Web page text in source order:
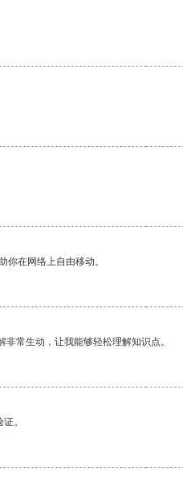
在网络上自由移动。
常生动，让我能够轻松理解知识点。
。